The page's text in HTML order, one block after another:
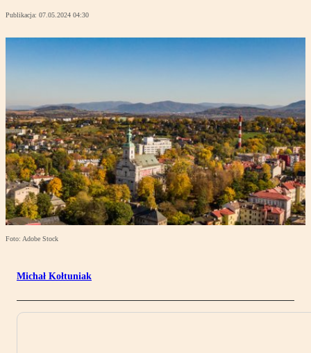
Publikacja: 07.05.2024 04:30
Foto: Adobe Stock
Michał Kołtuniak